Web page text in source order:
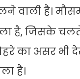
वाली है।
है, जिसके
का असर भी
है।